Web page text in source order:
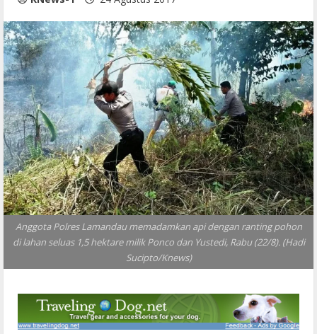
Anggota Polres Lamandau memadamkan api dengan ranting pohon
di lahan seluas 1,5 hektare milik Ponco dan Yustedi, Rabu (22/8). (Hadi
Sucipto/Knews)